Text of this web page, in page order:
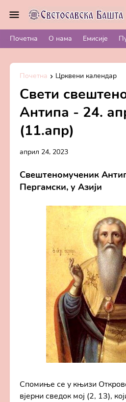
Почетна О нама Емисије
Почетна Црквени календар
Свети
Антипа - 24.
(11.апр)
април 24, 2023
Свештеномученик
Пергамски, у Азији
Спомиње се у књизи
вјерни сведок мој (2, 13),